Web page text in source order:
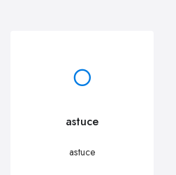
astuce
astuce